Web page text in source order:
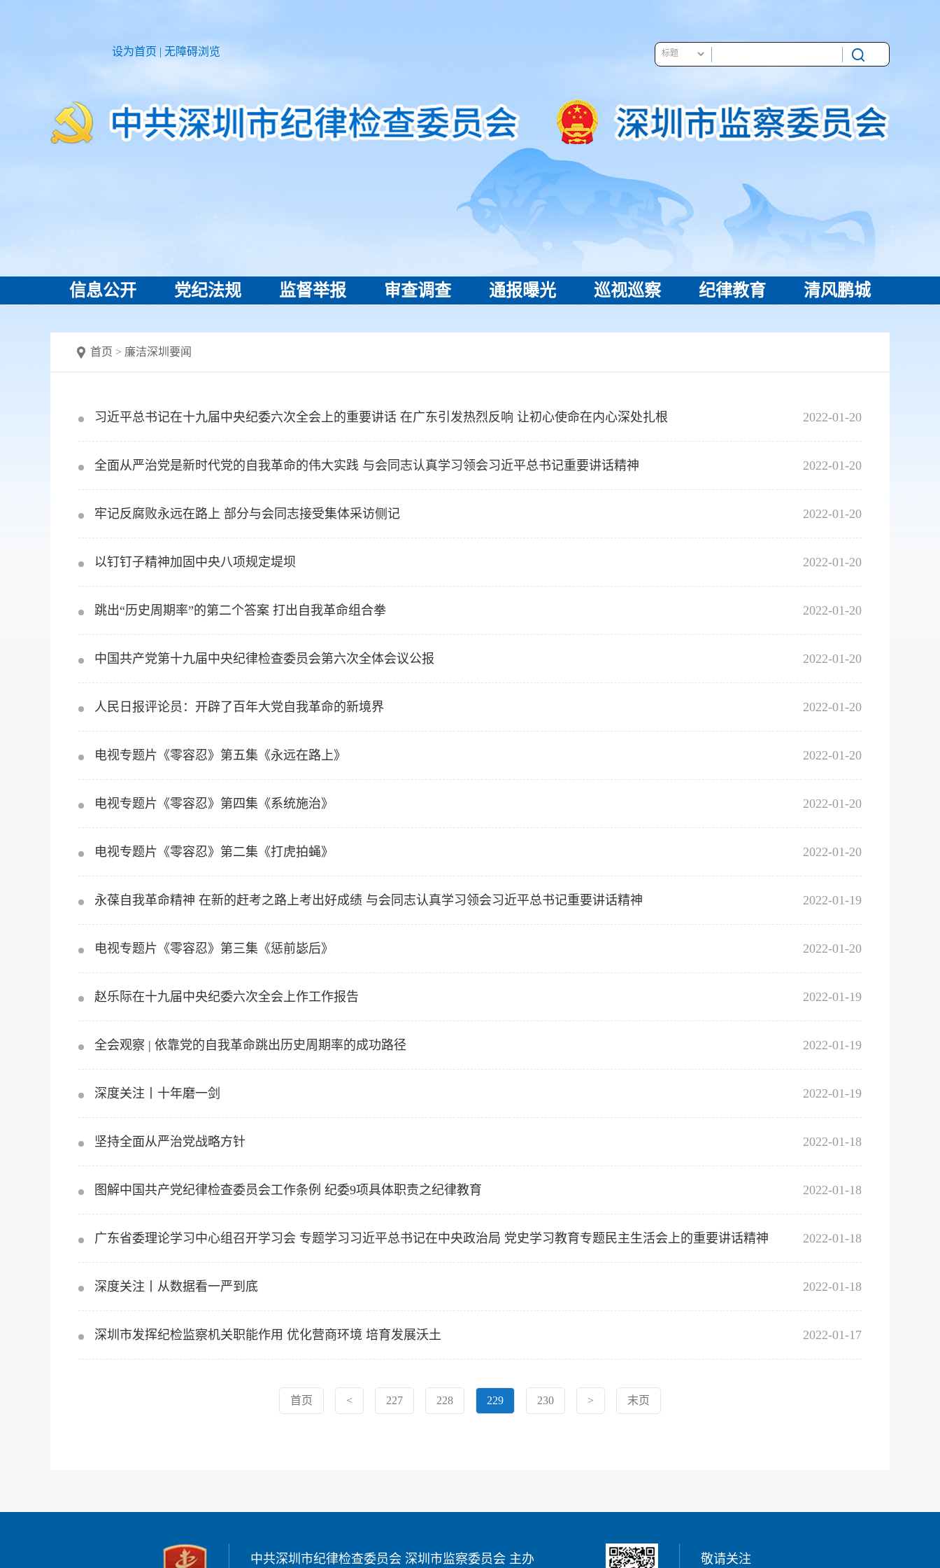
设为首页 | 无障碍浏览
信息公开 党纪法规 监督举报 审查调查 通报曝光 巡视巡察 纪律教育 清风鹏城
首页 > 廉洁深圳要闻
习近平总书记在十九届中央纪委六次全会上的重要讲话 在广东引发热烈反响 让初心使命在内心深处扎根 2022-01-20
全面从严治党是新时代党的自我革命的伟大实践 与会同志认真学习领会习近平总书记重要讲话精神 2022-01-20
牢记反腐败永远在路上 部分与会同志接受集体采访侧记 2022-01-20
以钉钉子精神加固中央八项规定堤坝 2022-01-20
跳出“历史周期率”的第二个答案 打出自我革命组合拳 2022-01-20
中国共产党第十九届中央纪律检查委员会第六次全体会议公报 2022-01-20
人民日报评论员：开辟了百年大党自我革命的新境界 2022-01-20
电视专题片《零容忍》第五集《永远在路上》 2022-01-20
电视专题片《零容忍》第四集《系统施治》 2022-01-20
电视专题片《零容忍》第二集《打虎拍蝇》 2022-01-20
永葆自我革命精神 在新的赶考之路上考出好成绩 与会同志认真学习领会习近平总书记重要讲话精神 2022-01-19
电视专题片《零容忍》第三集《惩前毖后》 2022-01-20
赵乐际在十九届中央纪委六次全会上作工作报告 2022-01-19
全会观察 | 依靠党的自我革命跳出历史周期率的成功路径 2022-01-19
深度关注丨十年磨一剑 2022-01-19
坚持全面从严治党战略方针 2022-01-18
图解中国共产党纪律检查委员会工作条例 纪委9项具体职责之纪律教育 2022-01-18
广东省委理论学习中心组召开学习会 专题学习习近平总书记在中央政治局 党史学习教育专题民主生活会上的重要讲话精神 2022-01-18
深度关注丨从数据看一严到底 2022-01-18
深圳市发挥纪检监察机关职能作用 优化营商环境 培育发展沃土 2022-01-17
首页 < 227 228 229 230 > 末页
中共深圳市纪律检查委员会 深圳市监察委员会 主办 敬请关注